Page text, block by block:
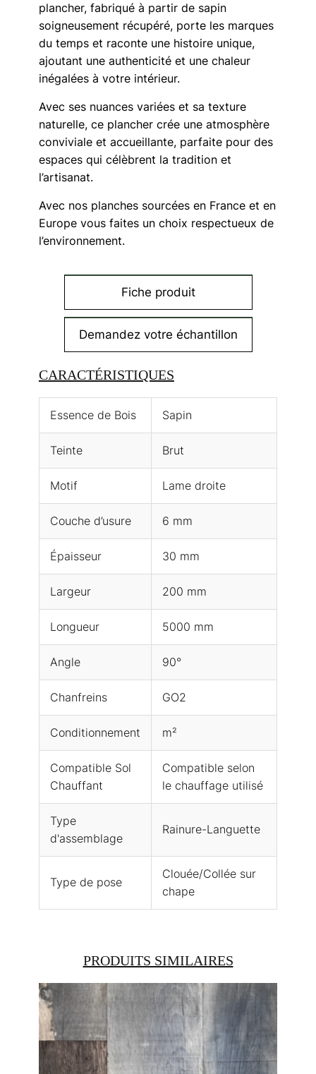
plancher, fabriqué à partir de sapin
soigneusement récupéré, porte les marques
du temps et raconte une histoire unique,
ajoutant une authenticité et une chaleur
inégalées à votre intérieur.
Avec ses nuances variées et sa texture
naturelle, ce plancher crée une atmosphère
conviviale et accueillante, parfaite pour des
espaces qui célèbrent la tradition et
l’artisanat.
Avec nos planches sourcées en France et en
Europe vous faites un choix respectueux de
l’environnement.
Fiche produit
Demandez votre échantillon
CARACTÉRISTIQUES
Essence de Bois Sapin
Teinte Brut
Motif Lame droite
Couche d’usure 6 mm
Épaisseur 30 mm
Largeur 200 mm
Longueur 5000 mm
Angle 90°
Chanfreins GO2
Conditionnement m²
Compatible Sol
Chauffant
Compatible selon
le chauffage utilisé
Type
d'assemblage
Rainure-Languette
Type de pose
Clouée/Collée sur
chape
PRODUITS SIMILAIRES